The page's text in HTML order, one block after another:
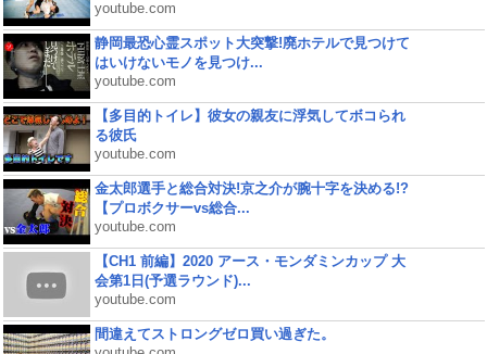
youtube.com
静岡最恐心霊スポット大突撃!廃ホテルで見つけて
はいけないモノを見つけ...
youtube.com
【多目的トイレ】彼女の親友に浮気してボコられ
る彼氏
youtube.com
金太郎選手と総合対決!京之介が腕十字を決める!?
【プロボクサーvs総合...
youtube.com
【CH1 前編】2020 アース・モンダミンカップ 大
会第1日(予選ラウンド)...
youtube.com
間違えてストロングゼロ買い過ぎた。